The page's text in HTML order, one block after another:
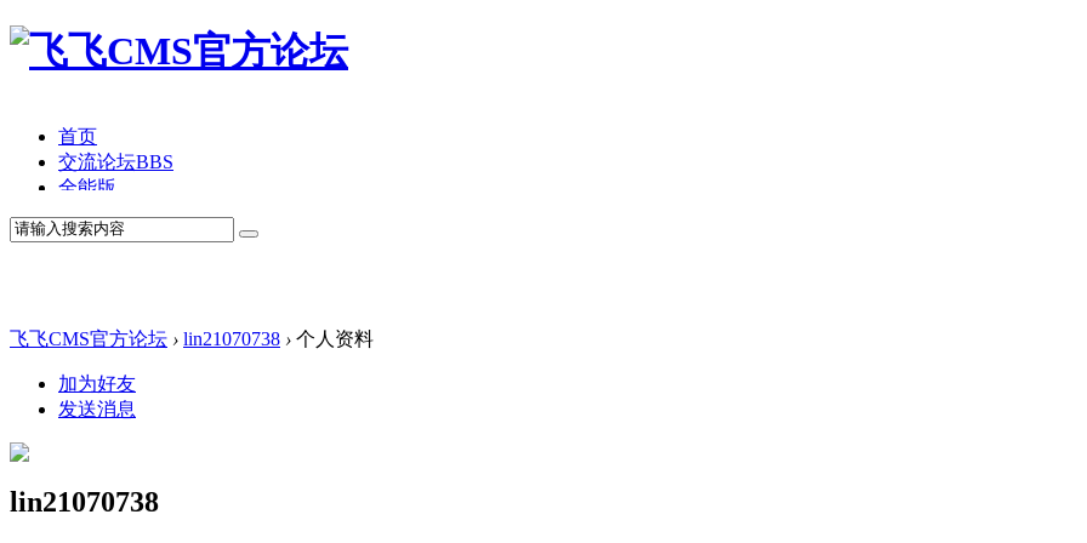
首页
交流论坛BBS
全能版
TV版
产品价格
飞飞CMS官方论坛 › lin21070738 › 个人资料
加为好友
发送消息
lin21070738